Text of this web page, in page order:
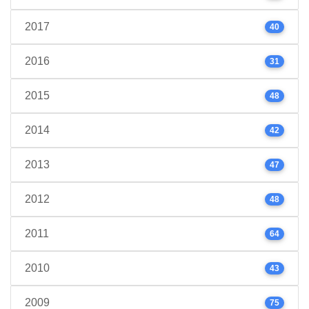
2017 40
2016 31
2015 48
2014 42
2013 47
2012 48
2011 64
2010 43
2009 75